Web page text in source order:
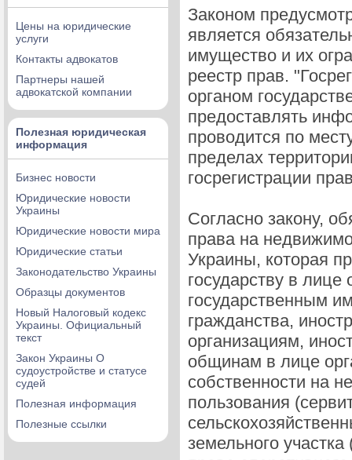
Цены на юридические
услуги
Контакты адвокатов
Партнеры нашей
адвокатской компании
Полезная юридическая
информация
Бизнес новости
Юридические новости
Украины
Юридические новости мира
Юридические статьи
Законодательство Украины
Образцы документов
Новый Налоговый кодекс
Украины. Официальный
текст
Закон Украины О
судоустройстве и статусе
судей
Полезная информация
Полезные ссылки
Законом
является
имущество и их
реестр прав.
органом
предоставлять
проводится по
пределах
госрегистрации
Согласно закону,
права на
Украины, которая
государству в
государственным
гражданства,
организациям,
общинам в лице
собственности на
пользования
земельного